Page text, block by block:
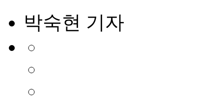
박숙현 기자